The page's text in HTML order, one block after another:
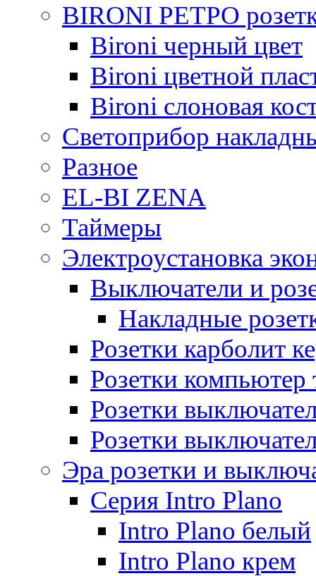
BIRONI РЕТРО
Bironi черный цвет
Bironi цветной
Bironi слоновая
Светоприбор
Разное
EL-BI ZENA
Таймеры
Электроустановка
Выключатели и
Накладные
Розетки карболит
Розетки компьютер
Розетки
Розетки
Эра розетки и
Серия Intro Plano
Intro Plano белый
Intro Plano крем